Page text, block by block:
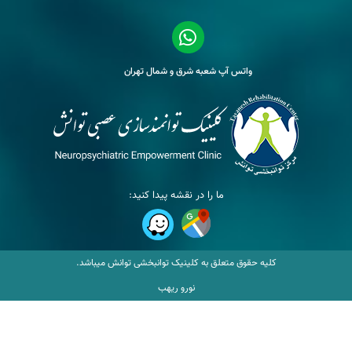
واتس آپ شعبه شرق و شمال تهران
ما را در نقشه پیدا کنید:
کلیه حقوق متعلق به کلینیک توانبخشی توانش میباشد.
نورو ریهب